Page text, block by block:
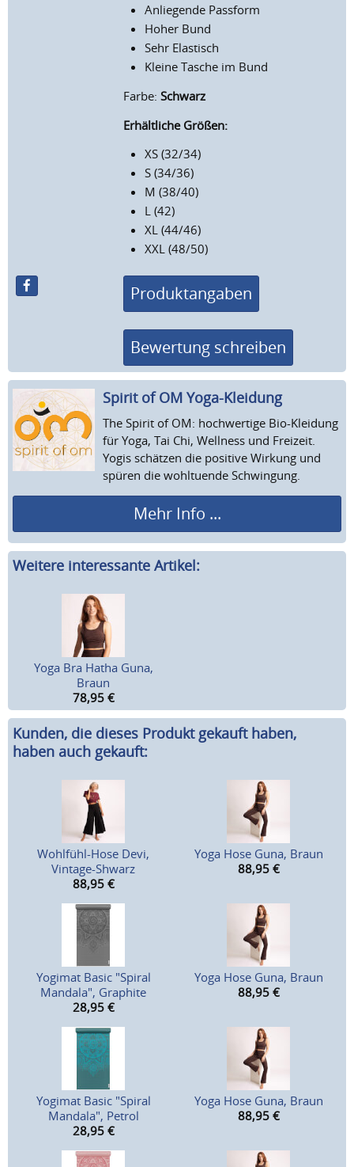
Anliegende Passform
Hoher Bund
Sehr Elastisch
Kleine Tasche im Bund
Farbe:Schwarz
Erhältliche Größen:
XS (32/34)
S (34/36)
M (38/40)
L (42)
XL (44/46)
XXL (48/50)
Produktangaben
Bewertung schreiben
Spirit of OM Yoga-Kleidung
The Spirit of OM: hochwertige Bio-Kleidung
für Yoga, Tai Chi, Wellness und Freizeit.
Yogis schätzen die positive Wirkung und
spüren die wohltuende Schwingung.
Mehr Info ...
Weitere interessante Artikel:
Yoga Bra Hatha Guna,
Braun
78,95 €
Kunden, die dieses Produkt gekauft haben,
haben auch gekauft:
Wohlfühl-Hose Devi,
Vintage-Shwarz
88,95 €
Yoga Hose Guna, Braun
88,95 €
Yogimat Basic "Spiral
Mandala", Graphite
28,95 €
Yoga Hose Guna, Braun
88,95 €
Yogimat Basic "Spiral
Mandala", Petrol
28,95 €
Yoga Hose Guna, Braun
88,95 €